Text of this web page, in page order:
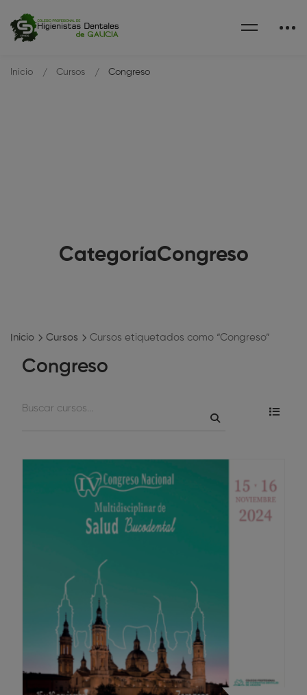
CategoríaCongreso
Inicio Cursos Congreso
Inicio Cursos Cursos etiquetados como “Congreso”
Congreso